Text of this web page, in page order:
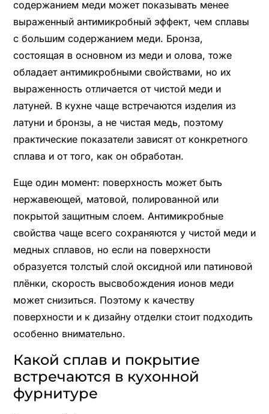
содержанием меди может показывать менее
выраженный антимикробный эффект, чем сплавы
с большим содержанием меди. Бронза,
состоящая в основном из меди и олова, тоже
обладает антимикробными свойствами, но их
выраженность отличается от чистой меди и
латуней. В кухне чаще встречаются изделия из
латуни и бронзы, а не чистая медь, поэтому
практические показатели зависят от конкретного
сплава и от того, как он обработан.
Еще один момент: поверхность может быть
нержавеющей, матовой, полированной или
покрытой защитным слоем. Антимикробные
свойства чаще всего сохраняются у чистой меди и
медных сплавов, но если на поверхности
образуется толстый слой оксидной или патиновой
плёнки, скорость высвобождения ионов меди
может снизиться. Поэтому к качеству
поверхности и к дизайну отделки стоит подходить
особенно внимательно.
Какой сплав и покрытие
встречаются в кухонной
фурнитуре